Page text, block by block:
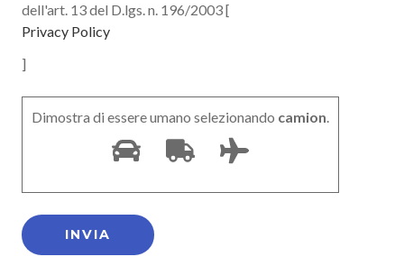
dell'art. 13 del D.lgs. n. 196/2003 [
Privacy Policy
]
Dimostra di essere umano selezionando camion.